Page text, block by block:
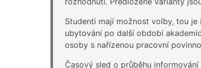
Studenti mají možnost volby, tou
ubytování po další období
osoby s nařízenou pracovní
Časový sled o průběhu